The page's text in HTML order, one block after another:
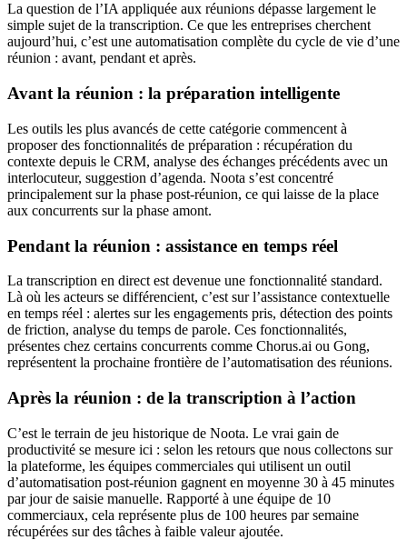
La question de l’IA appliquée aux réunions dépasse largement le
simple sujet de la transcription. Ce que les entreprises cherchent
aujourd’hui, c’est une automatisation complète du cycle de vie d’une
réunion : avant, pendant et après.
Avant la réunion : la préparation intelligente
Les outils les plus avancés de cette catégorie commencent à
proposer des fonctionnalités de préparation : récupération du
contexte depuis le CRM, analyse des échanges précédents avec un
interlocuteur, suggestion d’agenda. Noota s’est concentré
principalement sur la phase post-réunion, ce qui laisse de la place
aux concurrents sur la phase amont.
Pendant la réunion : assistance en temps réel
La transcription en direct est devenue une fonctionnalité standard.
Là où les acteurs se différencient, c’est sur l’assistance contextuelle
en temps réel : alertes sur les engagements pris, détection des points
de friction, analyse du temps de parole. Ces fonctionnalités,
présentes chez certains concurrents comme Chorus.ai ou Gong,
représentent la prochaine frontière de l’automatisation des réunions.
Après la réunion : de la transcription à l’action
C’est le terrain de jeu historique de Noota. Le vrai gain de
productivité se mesure ici : selon les retours que nous collectons sur
la plateforme, les équipes commerciales qui utilisent un outil
d’automatisation post-réunion gagnent en moyenne 30 à 45 minutes
par jour de saisie manuelle. Rapporté à une équipe de 10
commerciaux, cela représente plus de 100 heures par semaine
récupérées sur des tâches à faible valeur ajoutée.